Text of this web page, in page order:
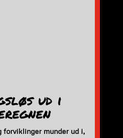
ud i
forviklinger munder ud i,